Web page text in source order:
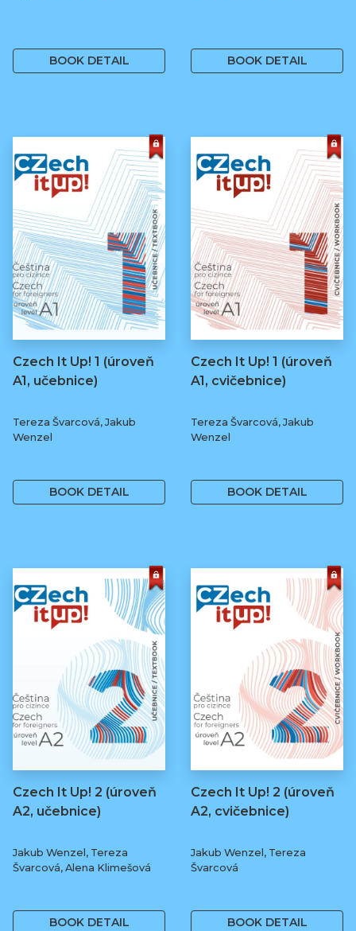
BOOK DETAIL BOOK DETAIL
Czech It Up! 1 (úroveň
A1, učebnice)
Tereza Švarcová, Jakub
Wenzel
BOOK DETAIL
Czech It Up! 1 (úroveň
A1, cvičebnice)
Tereza Švarcová, Jakub
Wenzel
BOOK DETAIL
Czech It Up! 2 (úroveň
A2, učebnice)
Jakub Wenzel, Tereza
Švarcová, Alena Klimešová
BOOK DETAIL
Czech It Up! 2 (úroveň
A2, cvičebnice)
Jakub Wenzel, Tereza
Švarcová
BOOK DETAIL